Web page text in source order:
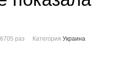
раз Категория Украина